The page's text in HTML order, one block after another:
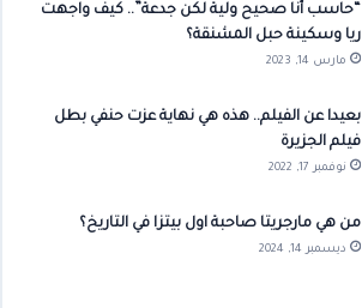
“حاسب أنا صحيح ولية لكن جدعة”.. كيف واجهت
ريا وسكينة حبل المشنقة؟
مارس 14, 2023
بعيدا عن الفيلم.. هذه هي نهاية عزت حنفي بطل
فيلم الجزيرة
نوفمبر 17, 2022
من هي مارجريتا صاحبة اول بيتزا في التاريخ؟
ديسمبر 14, 2024